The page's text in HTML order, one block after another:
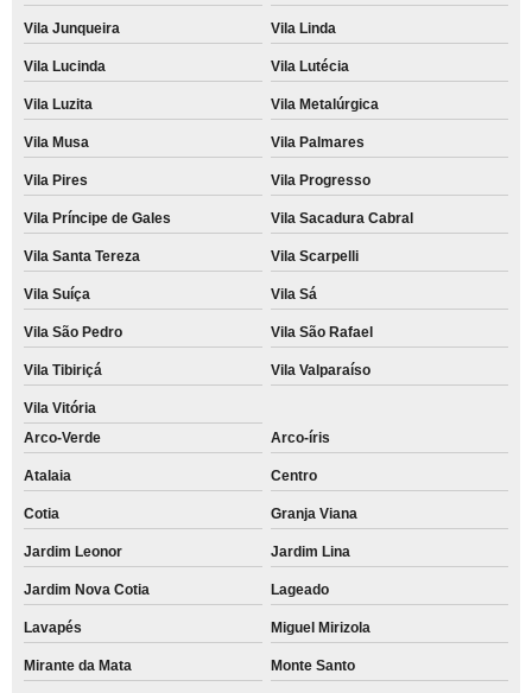
Vila Junqueira Vila Linda
Vila Lucinda Vila Lutécia
Vila Luzita Vila Metalúrgica
Vila Musa Vila Palmares
Vila Pires Vila Progresso
Vila Príncipe de Gales Vila Sacadura Cabral
Vila Santa Tereza Vila Scarpelli
Vila Suíça Vila Sá
Vila São Pedro Vila São Rafael
Vila Tibiriçá Vila Valparaíso
Vila Vitória
Arco-Verde
Arco-íris
Atalaia Centro
Cotia Granja Viana
Jardim Leonor Jardim Lina
Jardim Nova Cotia Lageado
Lavapés Miguel Mirizola
Mirante da Mata Monte Santo